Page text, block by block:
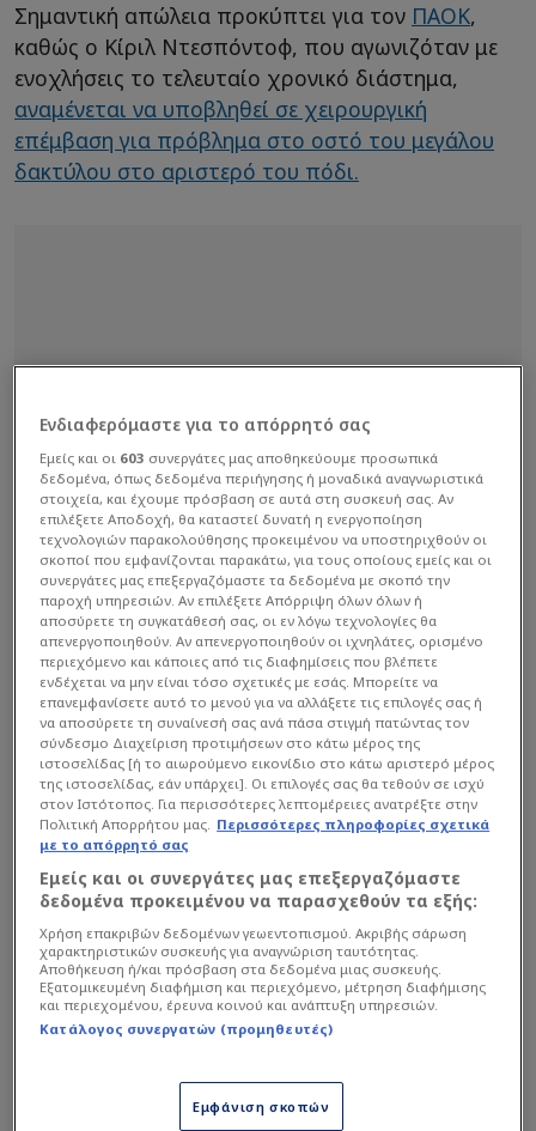
Σημαντική απώλεια προκύπτει για τον ΠΑΟΚ,
καθώς ο Κίριλ Ντεσπόντοφ, που αγωνιζόταν με
ενοχλήσεις το τελευταίο χρονικό διάστημα,
αναμένεται να υποβληθεί σε χειρουργική
επέμβαση για πρόβλημα στο οστό του μεγάλου
δακτύλου στο αριστερό του πόδι.
Η εξέλιξη αυτή σημαίνει πως η σεζόν
ολοκληρώνεται πρόωρα για τον Ντεσπόντοφ, με
συμμετοχές σε όλες τις διοργανώσεις με πέντε
γκολ και τέσσερις ασίστ. Έτσι λοιπόν, μία
Ενδιαφερόμαστε για το απόρρητό σας
Εμείς και οι 603 συνεργάτες μας αποθηκεύουμε προσωπικά
δεδομένα, όπως δεδομένα περιήγησης ή μοναδικά αναγνωριστικά
στοιχεία, και έχουμε πρόσβαση σε αυτά στη συσκευή σας. Αν
επιλέξετε Αποδοχή, θα καταστεί δυνατή η ενεργοποίηση
τεχνολογιών παρακολούθησης προκειμένου να υποστηριχθούν οι
σκοποί που εμφανίζονται παρακάτω, για τους οποίους εμείς και οι
συνεργάτες μας επεξεργαζόμαστε τα δεδομένα με σκοπό την
παροχή υπηρεσιών. Αν επιλέξετε Απόρριψη όλων όλων ή
αποσύρετε τη συγκατάθεσή σας, οι εν λόγω τεχνολογίες θα
απενεργοποιηθούν. Αν απενεργοποιηθούν οι ιχνηλάτες, ορισμένο
περιεχόμενο και κάποιες από τις διαφημίσεις που βλέπετε
ενδέχεται να μην είναι τόσο σχετικές με εσάς. Μπορείτε να
επανεμφανίσετε αυτό το μενού για να αλλάξετε τις επιλογές σας ή
να αποσύρετε τη συναίνεσή σας ανά πάσα στιγμή πατώντας τον
σύνδεσμο Διαχείριση προτιμήσεων στο κάτω μέρος της
ιστοσελίδας [ή το αιωρούμενο εικονίδιο στο κάτω αριστερό μέρος
της ιστοσελίδας, εάν υπάρχει]. Οι επιλογές σας θα τεθούν σε ισχύ
στον Ιστότοπος. Για περισσότερες λεπτομέρειες ανατρέξτε στην
Πολιτική Απορρήτου μας. Περισσότερες πληροφορίες σχετικά
με το απόρρητό σας
Εμείς και οι συνεργάτες μας επεξεργαζόμαστε
δεδομένα προκειμένου να παρασχεθούν τα εξής:
Χρήση επακριβών δεδομένων γεωεντοπισμού. Ακριβής σάρωση
χαρακτηριστικών συσκευής για αναγνώριση ταυτότητας.
Αποθήκευση ή/και πρόσβαση στα δεδομένα μιας συσκευής.
Εξατομικευμένη διαφήμιση και περιεχόμενο, μέτρηση διαφήμισης
και περιεχομένου, έρευνα κοινού και ανάπτυξη υπηρεσιών.
Κατάλογος συνεργατών (προμηθευτές)
Εμφάνιση σκοπών